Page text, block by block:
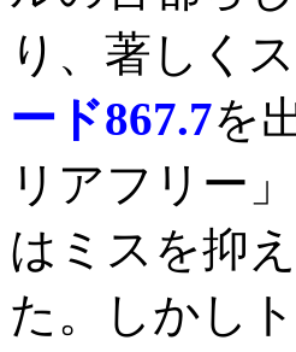
り、著しく
ード867.7を
リアフリー
はミスを抑
た。しかし